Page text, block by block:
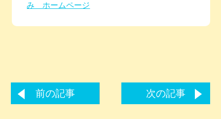
み ホームページ
前の記事 次の記事